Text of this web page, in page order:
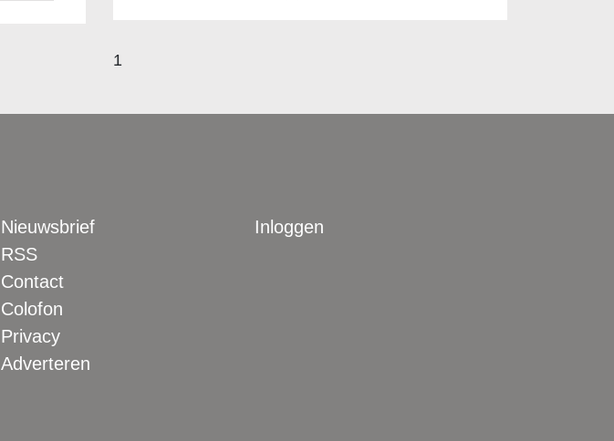
1
Nieuwsbrief
RSS
Contact
Colofon
Privacy
Adverteren
Inloggen